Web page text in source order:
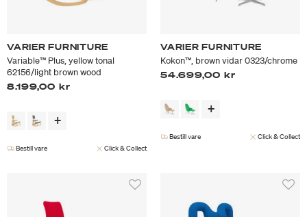
VARIER FURNITURE
Variable™ Plus, yellow tonal
62156/light brown wood
8.199,00 kr
Bestill vare Click & Collect
VARIER FURNITURE
Kokon™, brown vidar 0323/chrome
54.699,00 kr
Bestill vare Click & Collect